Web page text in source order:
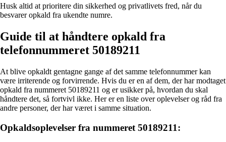
Husk altid at prioritere din sikkerhed og privatlivets fred, når du
besvarer opkald fra ukendte numre.
Guide til at håndtere opkald fra
telefonnummeret 50189211
At blive opkaldt gentagne gange af det samme telefonnummer kan
være irriterende og forvirrende. Hvis du er en af dem, der har modtaget
opkald fra nummeret 50189211 og er usikker på, hvordan du skal
håndtere det, så fortvivl ikke. Her er en liste over oplevelser og råd fra
andre personer, der har været i samme situation.
Opkaldsoplevelser fra nummeret 50189211: